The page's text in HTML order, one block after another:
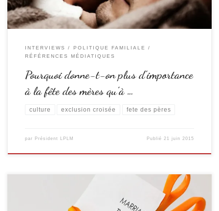
INTERVIEWS
POLITIQUE FAMILIALE
RÉFÉRENCES MÉDIATIQUES
Pourquoi donne-t-on plus d’importance
à la fête des mères qu’à …
culture exclusion croisée fete des pères
par Président LPLM Publié 21 juin 2015